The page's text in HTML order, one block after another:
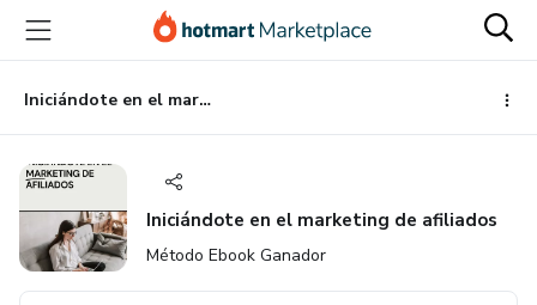
principal
página
de
página
Iniciándote en el marketing de afiliados
Iniciándote en el marketing de afiliados
Método Ebook Ganador